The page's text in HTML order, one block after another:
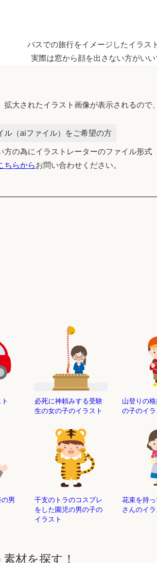
バスでの旅行をイメージしたイラス
実際は窓から顔を出さない方がいい
大されたイラスト画像が表示されるので
ル（aiファイル）をご希望の方
方の為にイラストレーターのファイル形
ちらからお問い合わせください。
必死に神頼みする受験
生の女の子のイラスト
山登りの
の子のイラ
男
干支のトラのコスプレ
をした園児の男の子の
イラスト
花束を持
さんのイラ
材を探す！